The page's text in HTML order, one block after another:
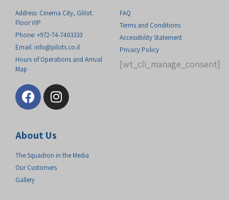
Address: Cinema City, Glilot.
Floor VIP
Phone: +972-74-7403333
Email: info@pilots.co.il
Hours of Operations and Arrival
Map
FAQ
Terms and Conditions
Accessibility Statement
Privacy Policy
[wt_cli_manage_consent]
About Us
The Squadron in the Media
Our Customers
Gallery